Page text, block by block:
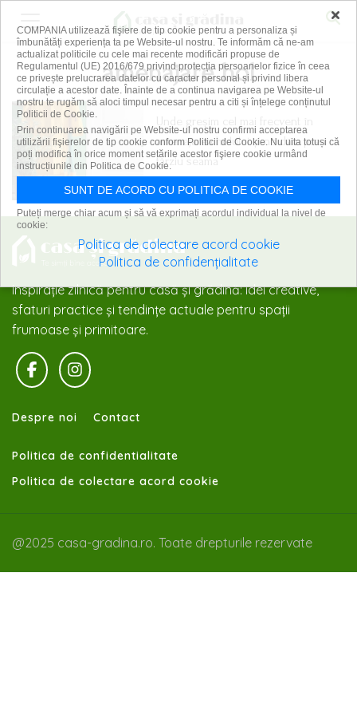
amenajare hol
Unde greșim cel mai frecvent în
amenajarea holului și ne dăm prea
târziu seama
Inspirație zilnică pentru casă și grădină: idei creative,
sfaturi practice și tendințe actuale pentru spații
frumoase și primitoare.
Despre noi Contact
Politica de confidentialitate
Politica de colectare acord cookie
@2025 casa-gradina.ro. Toate drepturile rezervate
×
COMPANIA utilizează fişiere de tip cookie pentru a personaliza și
îmbunătăți experiența ta pe Website-ul nostru. Te informăm că ne-am
actualizat politicile cu cele mai recente modificări propuse de
Regulamentul (UE) 2016/679 privind protecția persoanelor fizice în ceea
ce privește prelucrarea datelor cu caracter personal și privind libera
circulație a acestor date. Înainte de a continua navigarea pe Website-ul
nostru te rugăm să aloci timpul necesar pentru a citi și înțelege conținutul
Politicii de Cookie.
Prin continuarea navigării pe Website-ul nostru confirmi acceptarea
utilizării fişierelor de tip cookie conform Politicii de Cookie. Nu uita totuși că
poți modifica în orice moment setările acestor fişiere cookie urmând
instrucțiunile din Politica de Cookie.
SUNT DE ACORD CU POLITICA DE COOKIE
Puteți merge chiar acum și să vă exprimați acordul individual la nivel de
cookie:
Politica de colectare acord cookie
Politica de confidențialitate